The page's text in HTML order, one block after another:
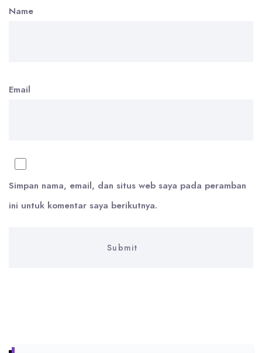
Name
Email
Simpan nama, email, dan situs web saya pada peramban
ini untuk komentar saya berikutnya.